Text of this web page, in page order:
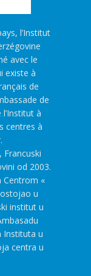
l’Institut
avec le
existe à
de
de
à
centres à
Francuski
od 2003.
Centrom «
u
institut u
Instituta u
centra u